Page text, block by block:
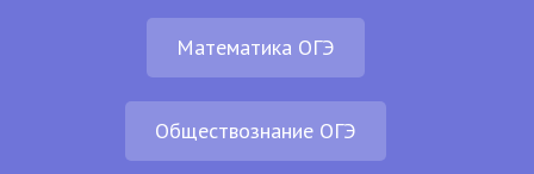
Математика ОГЭ
Обществознание ОГЭ